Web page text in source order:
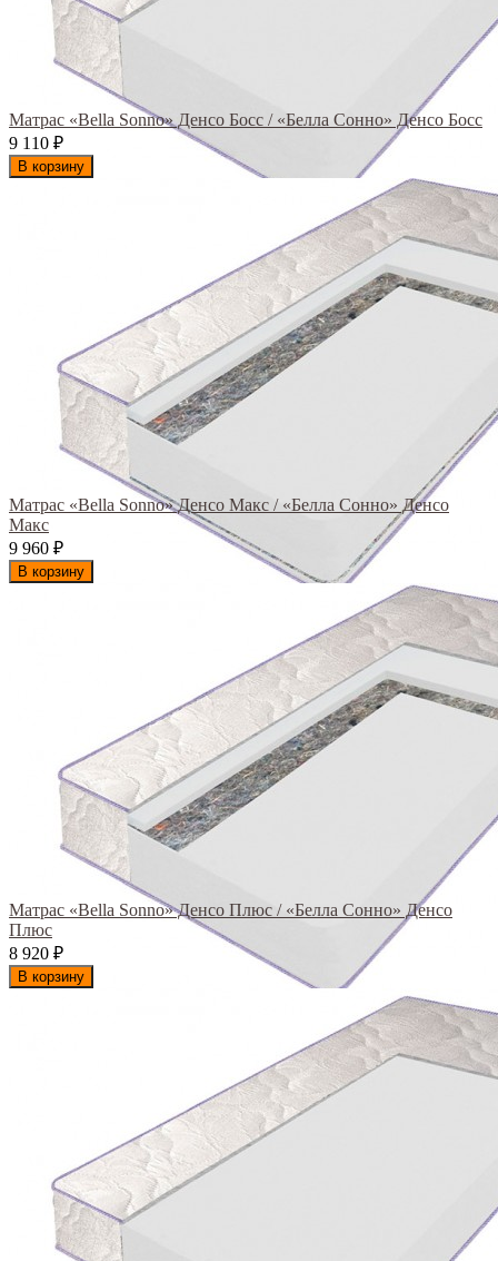
Матрас «Bella Sonno» Денсо Босс / «Белла Сонно» Денсо Босс
9 110 ₽
В корзину
Матрас «Bella Sonno» Денсо Макс / «Белла Сонно» Денсо
Макс
9 960 ₽
В корзину
Матрас «Bella Sonno» Денсо Плюс / «Белла Сонно» Денсо
Плюс
8 920 ₽
В корзину